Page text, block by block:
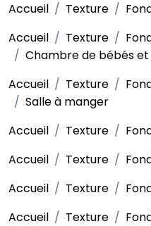
Accueil
Texture
Accueil
Texture
Chambre de bébés
Accueil
Texture
Salle à manger
Accueil
Texture
Accueil
Texture
Accueil
Texture
Accueil
Texture